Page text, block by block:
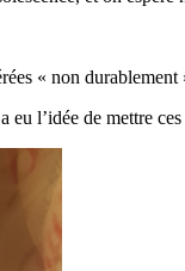
« non durablement
l’idée de mettre